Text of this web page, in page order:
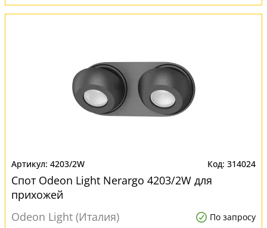
4203/2W 314024
Спот Odeon Light Nerargo 4203/2W для
прихожей
Odeon Light (Италия)
По запросу